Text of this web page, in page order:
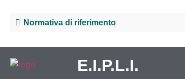
Normativa di riferimento
E.I.P.L.I.